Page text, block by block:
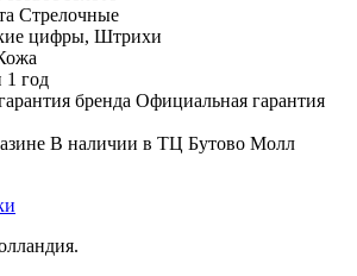
Стрелочные
цифры, Штрихи
1 год
бренда Официальная гарантия
В наличии в ТЦ Бутово Молл